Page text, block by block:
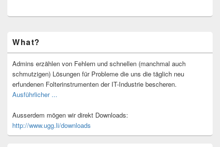
Seitenleisten-
Widgetbereich
What?
Admins erzählen von Fehlern und schnellen (manchmal auch
schmutzigen) Lösungen für Probleme die uns die täglich neu
erfundenen Folterinstrumenten der IT-Industrie bescheren.
Ausführlicher ...
Ausserdem mögen wir direkt Downloads:
http://www.ugg.li/downloads